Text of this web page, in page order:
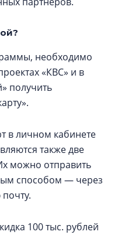
необходимо
«КВС» и в
получить
в личном кабинете
также две
можно отправить
способом — через
100 тыс. рублей